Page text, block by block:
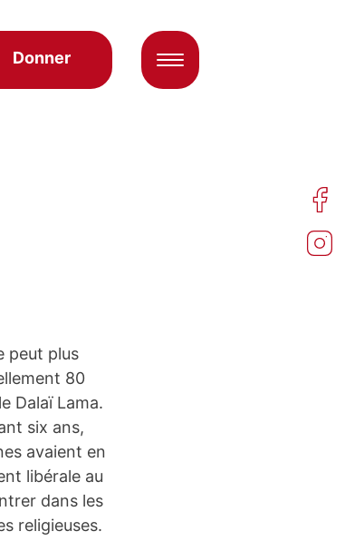
Donner
peut plus
80
Dalaï Lama.
six ans,
avaient en
libérale au
dans les
religieuses.